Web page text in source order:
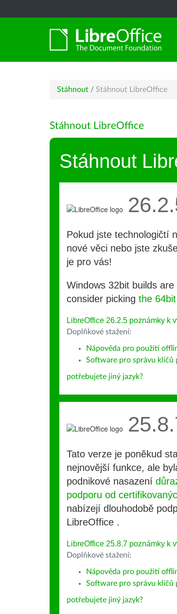
Stáhnout / Stáhnout LibreOffice
Stáhnout LibreOffice
Stáhnout
Pokud jste technologičtí
nové věci nebo jste
je pro vás!
Windows 32bit builds
consider picking the
LibreOffice 26.2.5 poznámky k
Doplňkové stažení:
Nápověda pro použití
Software pro správu klíčů
potřebujete jiný jazyk?
Tato verze je poněkud
nejnovější funkce, ale
podnikové nasazení
podporu od
nabízejí dlouhodobě
LibreOffice .
LibreOffice 25.8.7 poznámky k
Doplňkové stažení:
Nápověda pro použití
Software pro správu klíčů
potřebujete jiný jazyk?